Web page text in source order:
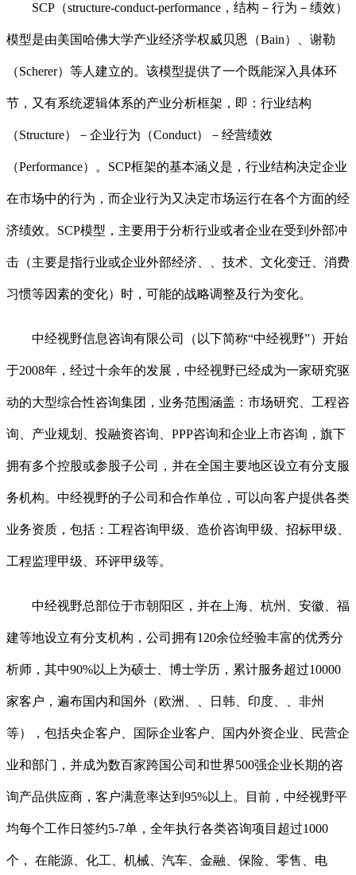
SCP（structure-conduct-performance，结构－行为－绩效）
模型是由美国哈佛大学产业经济学权威贝恩（Bain）、谢勒
（Scherer）等人建立的。该模型提供了一个既能深入具体环
节，又有系统逻辑体系的产业分析框架，即：行业结构
（Structure）－企业行为（Conduct）－经营绩效
（Performance）。SCP框架的基本涵义是，行业结构决定企业
在市场中的行为，而企业行为又决定市场运行在各个方面的经
济绩效。SCP模型，主要用于分析行业或者企业在受到外部冲
击（主要是指行业或企业外部经济、、技术、文化变迁、消费
习惯等因素的变化）时，可能的战略调整及行为变化。
中经视野信息咨询有限公司（以下简称“中经视野”）开始
于2008年，经过十余年的发展，中经视野已经成为一家研究驱
动的大型综合性咨询集团，业务范围涵盖：市场研究、工程咨
询、产业规划、投融资咨询、PPP咨询和企业上市咨询，旗下
拥有多个控股或参股子公司，并在全国主要地区设立有分支服
务机构。中经视野的子公司和合作单位，可以向客户提供各类
业务资质，包括：工程咨询甲级、造价咨询甲级、招标甲级、
工程监理甲级、环评甲级等。
中经视野总部位于市朝阳区，并在上海、杭州、安徽、福
建等地设立有分支机构，公司拥有120余位经验丰富的优秀分
析师，其中90%以上为硕士、博士学历，累计服务超过10000
家客户，遍布国内和国外（欧洲、、日韩、印度、、非州
等），包括央企客户、国际企业客户、国内外资企业、民营企
业和部门，并成为数百家跨国公司和世界500强企业长期的咨
询产品供应商，客户满意率达到95%以上。目前，中经视野平
均每个工作日签约5-7单，全年执行各类咨询项目超过1000
个， 在能源、化工、机械、汽车、金融、保险、零售、电